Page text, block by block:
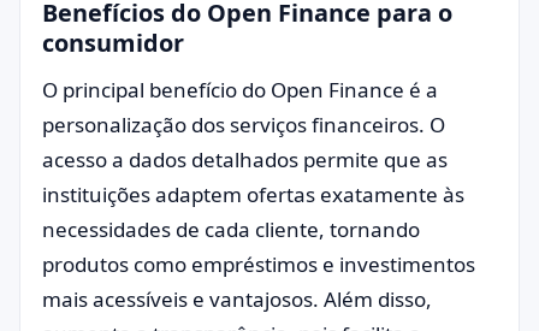
Benefícios do Open Finance para o
consumidor
O principal benefício do Open Finance é a
personalização dos serviços financeiros. O
acesso a dados detalhados permite que as
instituições adaptem ofertas exatamente às
necessidades de cada cliente, tornando
produtos como empréstimos e investimentos
mais acessíveis e vantajosos. Além disso,